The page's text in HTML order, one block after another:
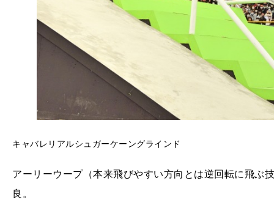
キャバレリアルシュガーケーングラインド
アーリーウープ（本来飛びやすい方向とは逆回転に飛ぶ
良。